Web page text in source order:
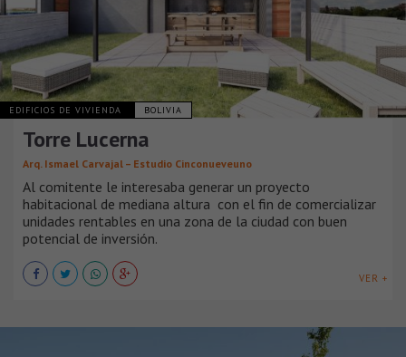
EDIFICIOS DE VIVIENDA BOLIVIA
Torre Lucerna
Arq. Ismael Carvajal – Estudio Cinconueveuno
Al comitente le interesaba generar un proyecto
habitacional de mediana altura con el fin de comercializar
unidades rentables en una zona de la ciudad con buen
potencial de inversión.
VER +